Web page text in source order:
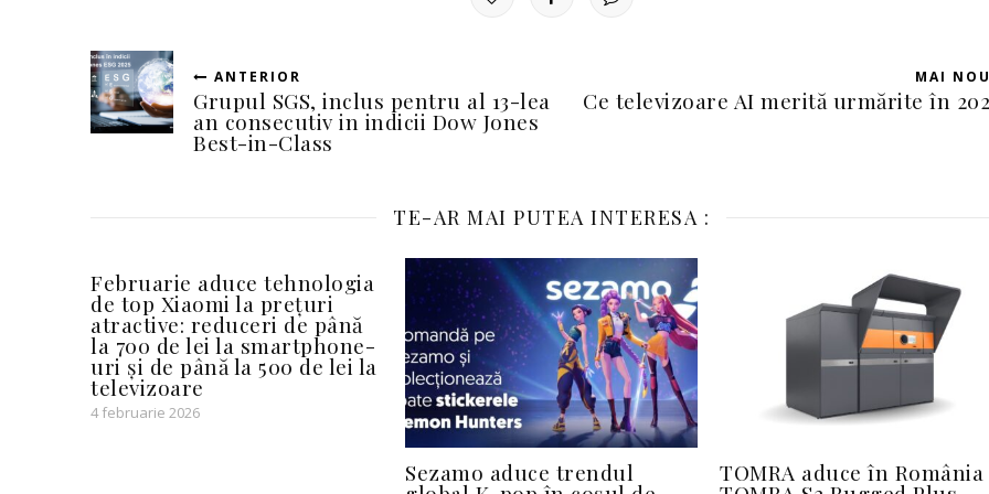
ANTERIOR
Grupul SGS, inclus pentru al 13-lea
an consecutiv in indicii Dow Jones
Best-in-Class
MAI NOU
Ce televizoare AI merită urmărite în
TE-AR MAI PUTEA INTERESA :
Februarie aduce tehnologia
de top Xiaomi la prețuri
atractive: reduceri de până
la 700 de lei la smartphone-
uri și de până la 500 de lei la
televizoare
4 februarie 2026
Sezamo aduce trendul TOMRA aduce în România